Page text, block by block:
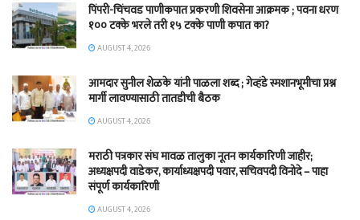
पिंपरी-चिंचवड पाणीकपात प्रकरणी शिवसेना आक्रमक ; पवना धरण
१०० टक्के भरले तरी १५ टक्के पाणी कपात का?
AUGUST 4, 2026
आमदार सुनील शेळके यांनी पाळला शब्द ; गेव्हंडे स्मशानभूमीचा प्रश्न
मार्गी लावण्यासाठी तातडीची बैठक
AUGUST 4, 2026
मराठी पत्रकार संघ मावळ तालुका नूतन कार्यकारिणी जाहीर;
अध्यक्षपदी वाडेकर, कार्याध्यक्षपदी पवार, सचिवपदी विनोदे – पाहा
संपूर्ण कार्यकारिणी
AUGUST 4, 2026